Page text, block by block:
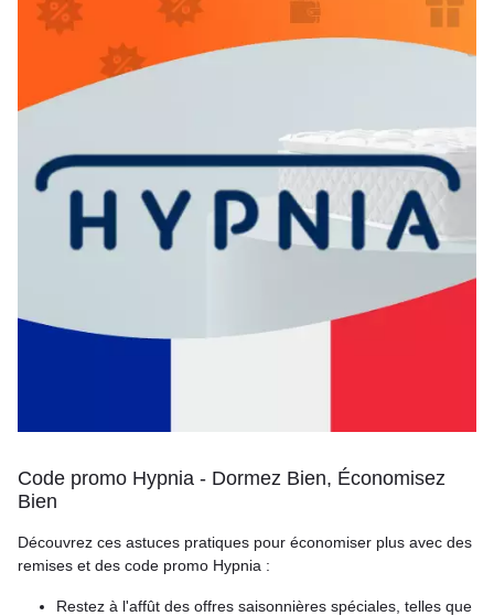
Code promo Hypnia - Dormez Bien, Économisez
Bien
Découvrez ces astuces pratiques pour économiser plus avec des
remises et des code promo Hypnia :
Restez à l'affût des offres saisonnières spéciales, telles que